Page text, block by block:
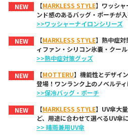
NEW
【MARKLESS STYLE】ワッシャ
ンド感のあるバッグ・ポーチが入
>>ワッシャーナイロンシリーズ
NEW
【MARKLESS STYLE】熱中症対
ィファン・シリコン氷嚢・クー
>>熱中症対策グッズ
NEW
【MOTTERU】機能性とデザイ
登場！ワンランク上のノベルティ
>>保冷バッグ・ポーチ
NEW
【MARKLESS STYLE】UV傘大
ど、用途に合わせて選べるUV傘
>> 晴雨兼用UV傘